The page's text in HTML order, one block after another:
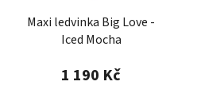
Maxi ledvinka Big Love -
Iced Mocha
1 190 Kč